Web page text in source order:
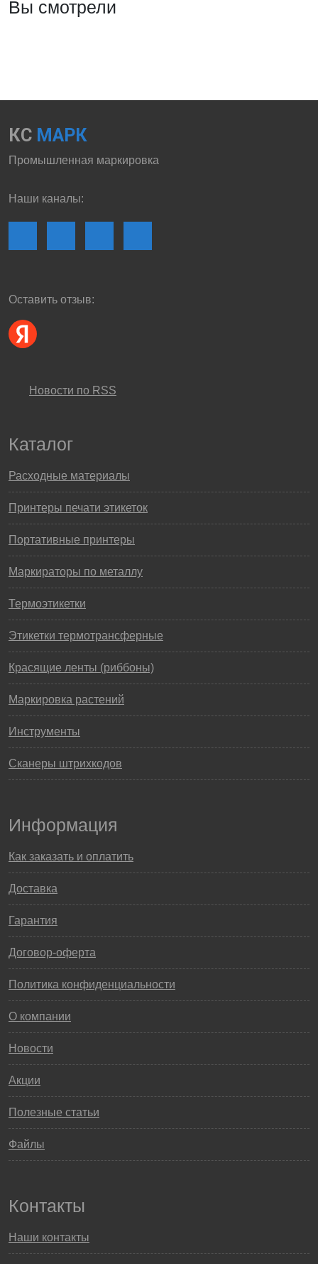
Вы смотрели
КС МАРК
Промышленная маркировка
Наши каналы:
Оставить отзыв:
Новости по RSS
Каталог
Расходные материалы
Принтеры печати этикеток
Портативные принтеры
Маркираторы по металлу
Термоэтикетки
Этикетки термотрансферные
Красящие ленты (риббоны)
Маркировка растений
Инструменты
Сканеры штрихкодов
Информация
Как заказать и оплатить
Доставка
Гарантия
Договор-оферта
Политика конфиденциальности
О компании
Новости
Акции
Полезные статьи
Файлы
Контакты
Наши контакты